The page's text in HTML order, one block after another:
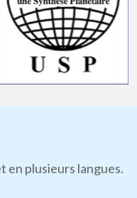
en plusieurs langues.